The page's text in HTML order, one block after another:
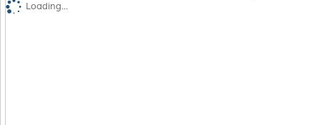
Loading...